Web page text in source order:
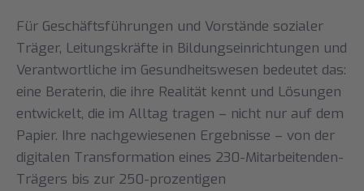
Für Geschäftsführungen und Vorstände sozialer
Träger, Leitungskräfte in Bildungseinrichtungen und
Verantwortliche im Gesundheitswesen bedeutet das:
eine Beraterin, die ihre Realität kennt und Lösungen
entwickelt, die im Alltag tragen – nicht nur auf dem
Papier. Ihre nachgewiesenen Ergebnisse – von der
digitalen Transformation eines 230-Mitarbeitenden-
Trägers bis zur 250-prozentigen